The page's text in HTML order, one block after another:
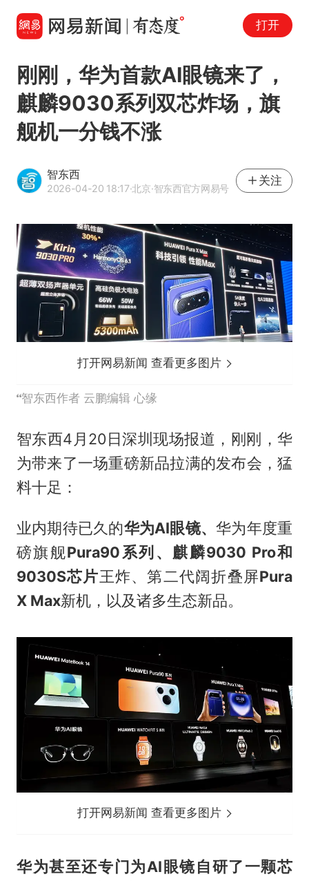
打开
刚刚，华为首款AI眼镜来了，
麒麟9030系列双芯炸场，旗
舰机一分钱不涨
智东西
2026-04-20 18:17·北京·智东西官方网易号
关注
打开网易新闻 查看更多图片
智东西作者 云鹏编辑 心缘
智东西4月20日深圳现场报道，刚刚，华
为带来了一场重磅新品拉满的发布会，猛
料十足：
业内期待已久的华为AI眼镜、华为年度重
磅旗舰Pura90系列、 麒麟9030 Pro和
9030S芯片王炸、第二代阔折叠屏Pura
X Max新机，以及诸多生态新品。
打开网易新闻 查看更多图片
华为甚至还专门为AI眼镜自研了一颗芯